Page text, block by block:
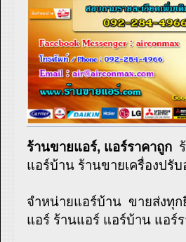
ร้านขายแอร์, แอร์ราคาถูก
แอร์บ้าน ร้านขายเครื่องปรับ
จำหน่ายแอร์บ้าน ขายส่งทุ
แอร์ ร้านแอร์ แอร์บ้าน แอร์